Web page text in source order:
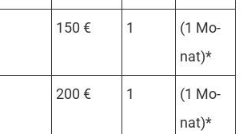
150 € 1
(1 Mo­­
nat)*
200 € 1
(1 Mo­­
nat)*